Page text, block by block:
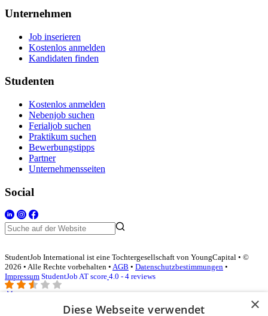
Unternehmen
Job inserieren
Kostenlos anmelden
Kandidaten finden
Studenten
Kostenlos anmelden
Nebenjob suchen
Ferialjob suchen
Praktikum suchen
Bewerbungstipps
Partner
Unternehmensseiten
Social
StudentJob International ist eine Tochtergesellschaft von YoungCapital • ©
2026 • Alle Rechte vorbehalten • AGB • Datenschutzbestimmungen •
Impressum StudentJob AT score 4.0 - 4 reviews
×
Diese Webseite verwendet